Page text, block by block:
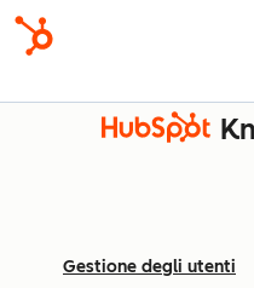
Gestione degli utenti